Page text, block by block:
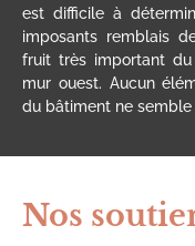
est difficile à
imposants remblais
fruit très important
mur ouest. Aucun
du bâtiment ne semble
Nos